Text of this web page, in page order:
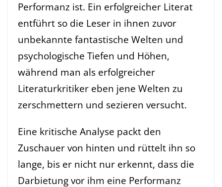
Performanz ist. Ein erfolgreicher Literat
entführt so die Leser in ihnen zuvor
unbekannte fantastische Welten und
psychologische Tiefen und Höhen,
während man als erfolgreicher
Literaturkritiker eben jene Welten zu
zerschmettern und sezieren versucht.
Eine kritische Analyse packt den
Zuschauer von hinten und rüttelt ihn so
lange, bis er nicht nur erkennt, dass die
Darbietung vor ihm eine Performanz